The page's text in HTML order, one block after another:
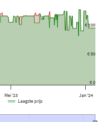
Mei '23 Jan '24
€ 0
€ 50
€ 100
Laagste prijs